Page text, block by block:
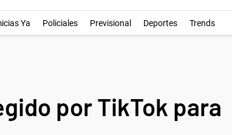
Ya Policiales Previsional Deportes Trends
por TikTok para